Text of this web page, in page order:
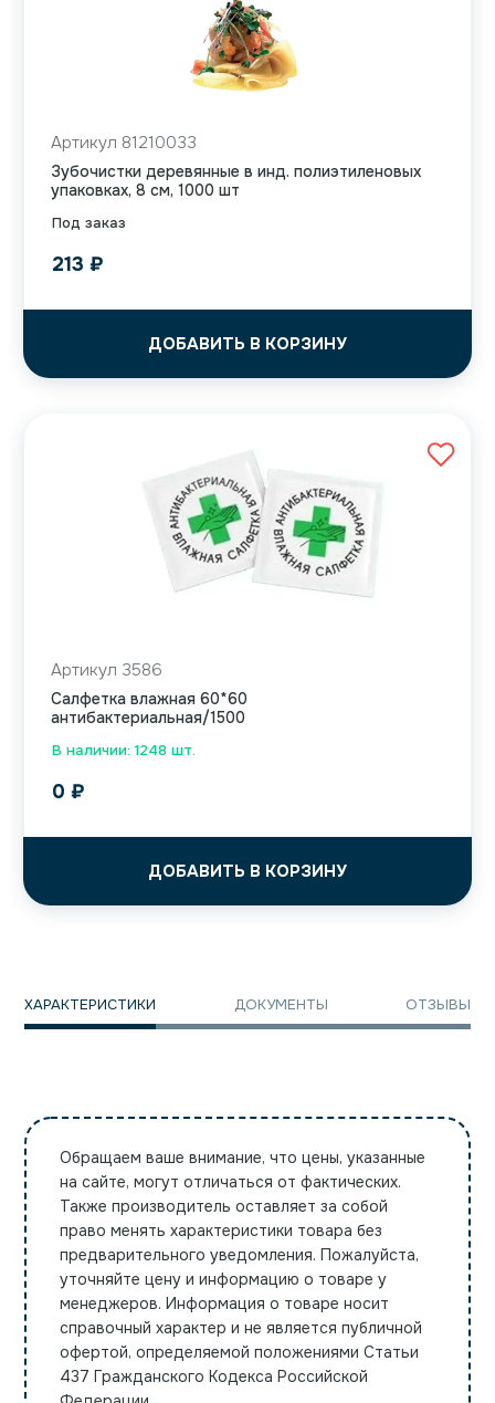
Под заказ
Артикул 81210033
Зубочистки деревянные в инд. полиэтиленовых
упаковках, 8 см, 1000 шт
213 ₽
ДОБАВИТЬ В КОРЗИНУ
В наличии: 1248 шт.
Артикул 3586
Салфетка влажная 60*60
антибактериальная/1500
0 ₽
ДОБАВИТЬ В КОРЗИНУ
ХАРАКТЕРИСТИКИ ДОКУМЕНТЫ ОТЗЫВЫ
Обращаем ваше внимание, что цены, указанные
на сайте, могут отличаться от фактических.
Также производитель оставляет за собой
право менять характеристики товара без
предварительного уведомления. Пожалуйста,
уточняйте цену и информацию о товаре у
менеджеров. Информация о товаре носит
справочный характер и не является публичной
офертой, определяемой положениями Статьи
437 Гражданского Кодекса Российской